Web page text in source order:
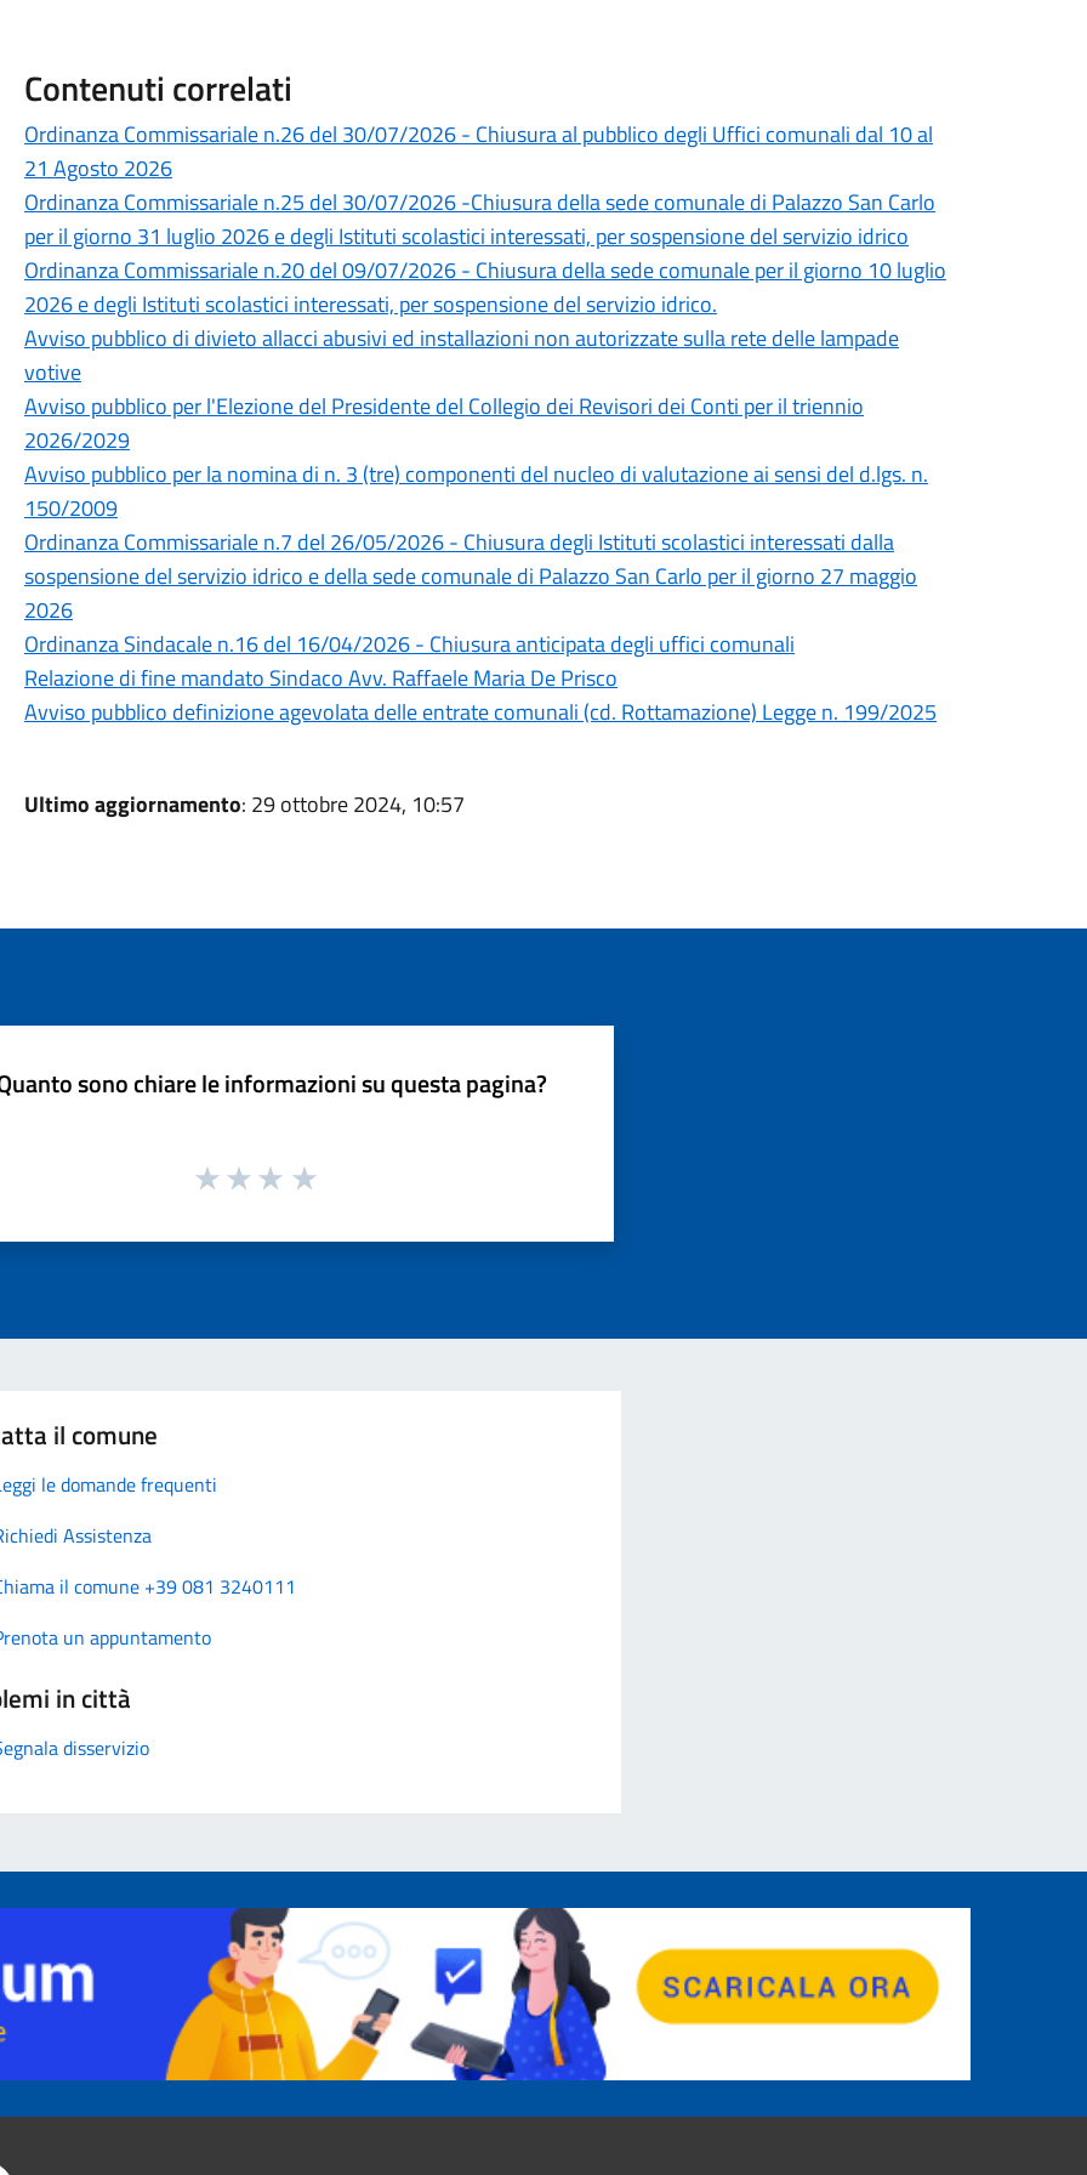
Contenuti correlati
Ordinanza Commissariale n.26 del 30/07/2026 - Chiusura al pubblico degli Uffici comunali dal 10 al
21 Agosto 2026
Ordinanza Commissariale n.25 del 30/07/2026 -Chiusura della sede comunale di Palazzo San Carlo
per il giorno 31 luglio 2026 e degli Istituti scolastici interessati, per sospensione del servizio idrico
Ordinanza Commissariale n.20 del 09/07/2026 - Chiusura della sede comunale per il giorno 10 luglio
2026 e degli Istituti scolastici interessati, per sospensione del servizio idrico.
Avviso pubblico di divieto allacci abusivi ed installazioni non autorizzate sulla rete delle lampade
votive
Avviso pubblico per l'Elezione del Presidente del Collegio dei Revisori dei Conti per il triennio
2026/2029
Avviso pubblico per la nomina di n. 3 (tre) componenti del nucleo di valutazione ai sensi del d.lgs. n.
150/2009
Ordinanza Commissariale n.7 del 26/05/2026 - Chiusura degli Istituti scolastici interessati dalla
sospensione del servizio idrico e della sede comunale di Palazzo San Carlo per il giorno 27 maggio
2026
Ordinanza Sindacale n.16 del 16/04/2026 - Chiusura anticipata degli uffici comunali
Relazione di fine mandato Sindaco Avv. Raffaele Maria De Prisco
Avviso pubblico definizione agevolata delle entrate comunali (cd. Rottamazione) Legge n. 199/2025
Ultimo aggiornamento: 29 ottobre 2024, 10:57
sono chiare le informazioni su questa pagina?
il comune
le domande frequenti
Assistenza
il comune +39 081 3240111
un appuntamento
in città
disservizio